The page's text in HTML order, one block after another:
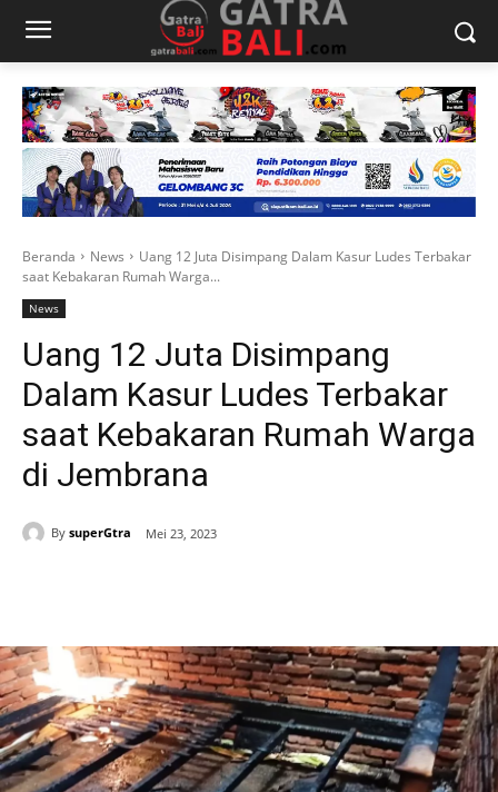
Beranda News
Uang 12 Juta Disimpang Dalam Kasur Ludes Terbakar
saat Kebakaran Rumah Warga...
News
Uang 12 Juta Disimpang
Dalam Kasur Ludes Terbakar
saat Kebakaran Rumah Warga
di Jembrana
By superGtra Mei 23, 2023